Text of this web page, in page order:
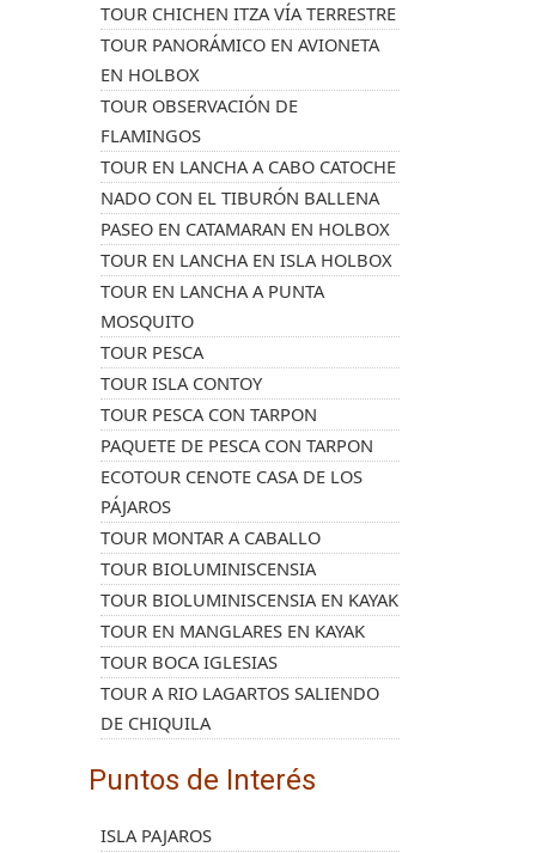
TOUR CHICHEN ITZA VÍA TERRESTRE
TOUR PANORÁMICO EN AVIONETA
EN HOLBOX
TOUR OBSERVACIÓN DE
FLAMINGOS
TOUR EN LANCHA A CABO CATOCHE
NADO CON EL TIBURÓN BALLENA
PASEO EN CATAMARAN EN HOLBOX
TOUR EN LANCHA EN ISLA HOLBOX
TOUR EN LANCHA A PUNTA
MOSQUITO
TOUR PESCA
TOUR ISLA CONTOY
TOUR PESCA CON TARPON
PAQUETE DE PESCA CON TARPON
ECOTOUR CENOTE CASA DE LOS
PÁJAROS
TOUR MONTAR A CABALLO
TOUR BIOLUMINISCENSIA
TOUR BIOLUMINISCENSIA EN KAYAK
TOUR EN MANGLARES EN KAYAK
TOUR BOCA IGLESIAS
TOUR A RIO LAGARTOS SALIENDO
DE CHIQUILA
Puntos de Interés
ISLA PAJAROS